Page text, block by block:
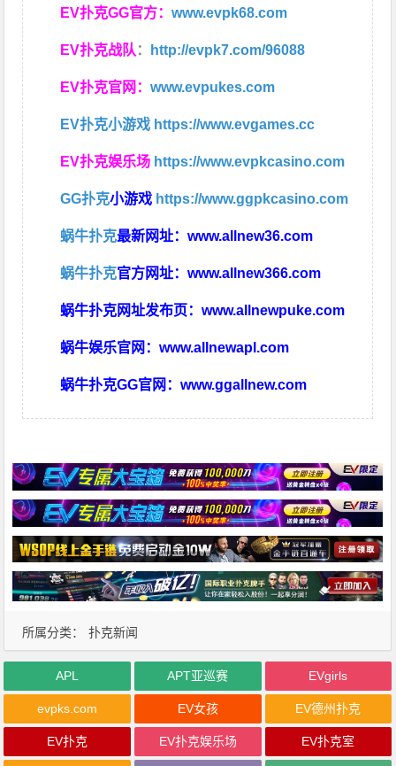
EV扑克GG官方：www.evpk68.com
EV扑克战队 ： http://evpk7.com/96088
EV扑克官网：www.evpukes.com
EV扑克小游戏 https://www.evgames.cc
EV扑克娱乐场 https://www.evpkcasino.com
GG扑克小游戏 https://www.ggpkcasino.com
蜗牛扑克最新网址：www.allnew36.com
蜗牛扑克官方网址：www.allnew366.com
蜗牛扑克网址发布页：www.allnewpuke.com
蜗牛娱乐官网：www.allnewapl.com
蜗牛扑克GG官网：www.ggallnew.com
所属分类： 扑克新闻
APL APT亚巡赛 EVgirls
evpks.com EV女孩 EV德州扑克
EV扑克 EV扑克娱乐场 EV扑克室